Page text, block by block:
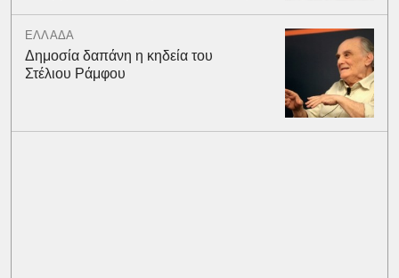
ΕΛΛΑΔΑ
Δημοσία δαπάνη η κηδεία του
Στέλιου Ράμφου